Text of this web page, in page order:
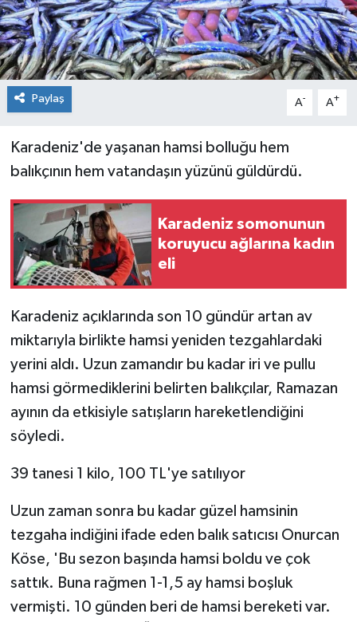
Paylaş A- A+
Karadeniz'de yaşanan hamsi bolluğu hem
balıkçının hem vatandaşın yüzünü güldürdü.
Karadeniz somonunun
koruyucu ağlarına kadın
eli
Karadeniz açıklarında son 10 gündür artan av
miktarıyla birlikte hamsi yeniden tezgahlardaki
yerini aldı. Uzun zamandır bu kadar iri ve pullu
hamsi görmediklerini belirten balıkçılar, Ramazan
ayının da etkisiyle satışların hareketlendiğini
söyledi.
39 tanesi 1 kilo, 100 TL'ye satılıyor
Uzun zaman sonra bu kadar güzel hamsinin
tezgaha indiğini ifade eden balık satıcısı Onurcan
Köse, 'Bu sezon başında hamsi boldu ve çok
sattık. Buna rağmen 1-1,5 ay hamsi boşluk
vermişti. 10 günden beri de hamsi bereketi var.
Tokat Haberleri
Yaşam